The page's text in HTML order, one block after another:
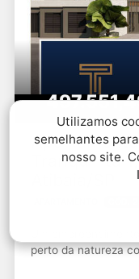
Utilizamos
semelhantes
nosso site.
Tranquillita
CÓD.
R$
Um
perto da natureza